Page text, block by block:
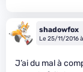
shadowfox
Le 25/11/2016
J’ai du mal à